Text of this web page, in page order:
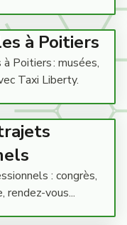
à Poitiers
Poitiers : musées,
Taxi Liberty.
: congrès,
rendez-vous...